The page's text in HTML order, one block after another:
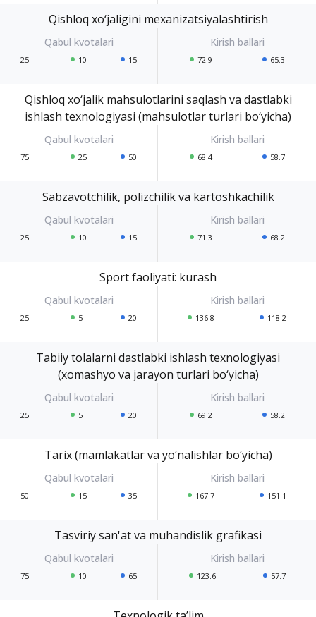
Qishloq xo‘jaligini mexanizatsiyalashtirish
25 10 15 72.9 65.3
Qishloq xo‘jalik mahsulotlarini saqlash va dastlabki
ishlash texnologiyasi (mahsulotlar turlari bo‘yicha)
75 25 50 68.4 58.7
Sabzavotchilik, polizchilik va kartoshkachilik
25 10 15 71.3 68.2
Sport faoliyati: kurash
25 5 20 136.8 118.2
Tabiiy tolalarni dastlabki ishlash texnologiyasi
(xomashyo va jarayon turlari bo‘yicha)
25 5 20 69.2 58.2
Tarix (mamlakatlar va yo‘nalishlar bo‘yicha)
50 15 35 167.7 151.1
Tasviriy san'at va muhandislik grafikasi
75 10 65 123.6 57.7